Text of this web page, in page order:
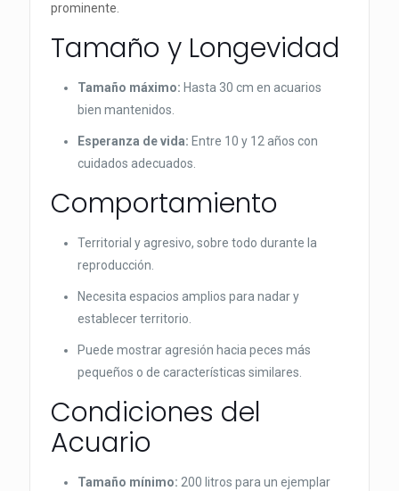
prominente.
Tamaño y Longevidad
Tamaño máximo: Hasta 30 cm en acuarios
bien mantenidos.
Esperanza de vida: Entre 10 y 12 años con
cuidados adecuados.
Comportamiento
Territorial y agresivo, sobre todo durante la
reproducción.
Necesita espacios amplios para nadar y
establecer territorio.
Puede mostrar agresión hacia peces más
pequeños o de características similares.
Condiciones del
Acuario
Tamaño mínimo: 200 litros para un ejemplar